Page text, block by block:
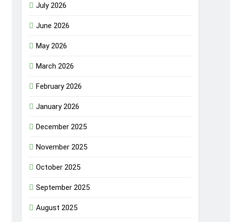
July 2026
June 2026
May 2026
March 2026
February 2026
January 2026
December 2025
November 2025
October 2025
September 2025
August 2025